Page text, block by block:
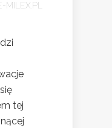
MILEX.PL
tej